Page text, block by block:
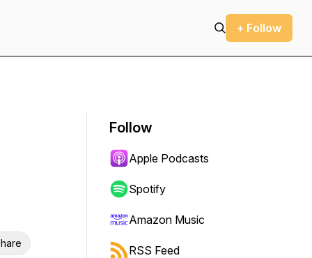
+ Follow
Follow
Apple Podcasts
Spotify
Amazon Music
RSS Feed